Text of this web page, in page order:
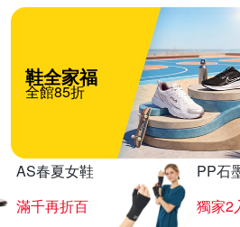
鞋全家福
全館85折
AS春夏女鞋
滿千再折百
PP石
獨家2